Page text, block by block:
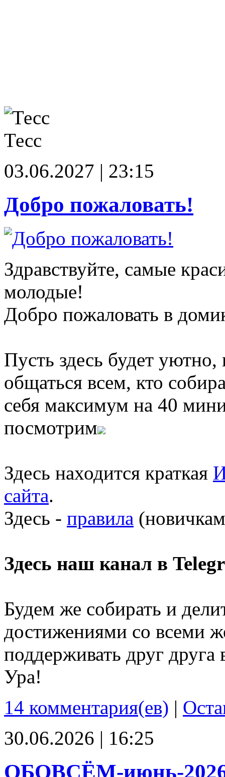
Тесс
03.06.2027 | 23:15
Добро пожаловать!
Здравствуйте, самые
молодые!
Добро пожаловать в
Пусть здесь будет
общаться всем, кто
себя максимум на 40
посмотрим
Здесь находится краткая
сайта.
Здесь - правила
Здесь наш канал в
Будем же собирать и
достижениями со всеми
поддерживать друг
Ура!
14 комментария(ев) |
30.06.2026 | 16:25
ОБОВСЁМ-июнь-